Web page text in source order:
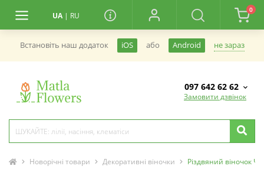
UA | RU
0
Встановiть наш додаток iOS або Android не зараз
097 642 62 62
Замовити дзвінок
Новорічні товари Декоративні віночки Різдвяний віночок